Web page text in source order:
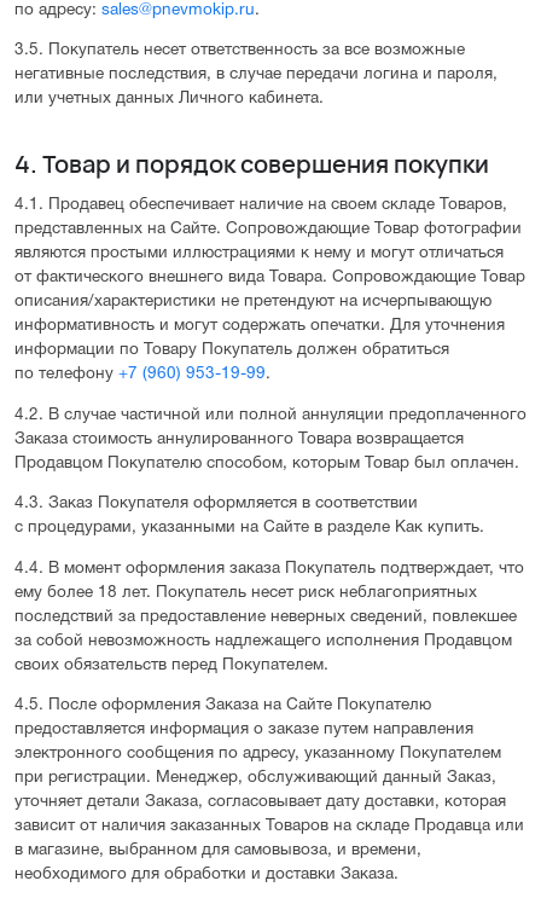
по адресу: sales@pnevmokip.ru.
3.5. Покупатель несет ответственность за все возможные
негативные последствия, в случае передачи логина и пароля,
или учетных данных Личного кабинета.
4. Товар и порядок совершения покупки
4.1. Продавец обеспечивает наличие на своем складе Товаров,
представленных на Сайте. Сопровождающие Товар фотографии
являются простыми иллюстрациями к нему и могут отличаться
от фактического внешнего вида Товара. Сопровождающие Товар
описания/характеристики не претендуют на исчерпывающую
информативность и могут содержать опечатки. Для уточнения
информации по Товару Покупатель должен обратиться
по телефону +7 (960) 953-19-99.
4.2. В случае частичной или полной аннуляции предоплаченного
Заказа стоимость аннулированного Товара возвращается
Продавцом Покупателю способом, которым Товар был оплачен.
4.3. Заказ Покупателя оформляется в соответствии
с процедурами, указанными на Сайте в разделе Как купить.
4.4. В момент оформления заказа Покупатель подтверждает, что
ему более 18 лет. Покупатель несет риск неблагоприятных
последствий за предоставление неверных сведений, повлекшее
за собой невозможность надлежащего исполнения Продавцом
своих обязательств перед Покупателем.
4.5. После оформления Заказа на Сайте Покупателю
предоставляется информация о заказе путем направления
электронного сообщения по адресу, указанному Покупателем
при регистрации. Менеджер, обслуживающий данный Заказ,
уточняет детали Заказа, согласовывает дату доставки, которая
зависит от наличия заказанных Товаров на складе Продавца или
в магазине, выбранном для самовывоза, и времени,
необходимого для обработки и доставки Заказа.